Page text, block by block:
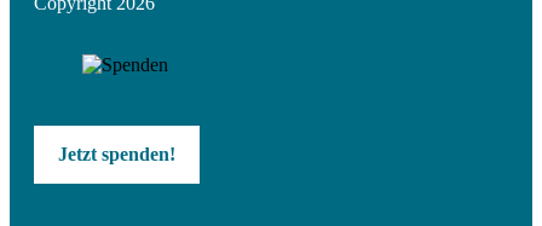
Jetzt spenden!